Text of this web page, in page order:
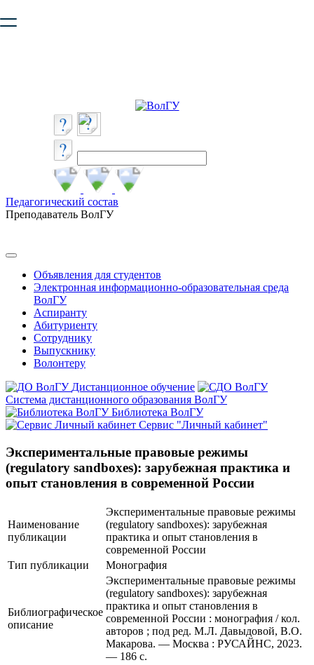
безопасную работу с сайтом. Пожалуйста
Педагогический состав
Преподаватель ВолГУ
Объявления для студентов
Электронная информационно-образовательная среда
ВолГУ
Аспиранту
Абитуриенту
Сотруднику
Выпускнику
Волонтеру
Дистанционное обучение
Система дистанционного образования ВолГУ
Библиотека ВолГУ
Сервис "Личный кабинет"
Экспериментальные правовые режимы
(regulatory sandboxes): зарубежная практика и
опыт становления в современной России
Наименование
публикации
Экспериментальные правовые режимы
(regulatory sandboxes): зарубежная
практика и опыт становления в
современной России
Тип публикации
Монография
Библиографическое
описание
Экспериментальные правовые режимы
(regulatory sandboxes): зарубежная
практика и опыт становления в
современной России : монография / кол.
авторов ; под ред. М.Л. Давыдовой, В.О.
Макарова. — Москва : РУСАЙНС, 2023.
— 186 с.